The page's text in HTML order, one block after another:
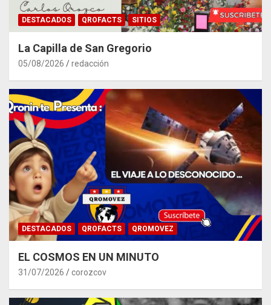
DESTACADOS QROFACTS SITIOS
La Capilla de San Gregorio
05/08/2026 redacción
DESTACADOS QROFACTS QROMOVEZ
EL COSMOS EN UN MINUTO
31/07/2026 corozcov